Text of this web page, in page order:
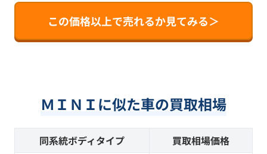
この価格以上で売れるか見てみる＞
ＭＩＮＩに似た車の買取相場
同系統ボディタイプ 買取相場価格